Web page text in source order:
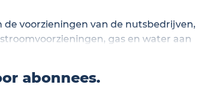
voorzieningen van de nutsbedrijven,
gas en water aan
abonnees.